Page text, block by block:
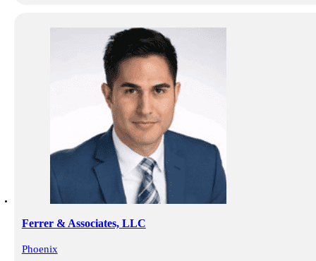
Ferrer & Associates, LLC
Phoenix